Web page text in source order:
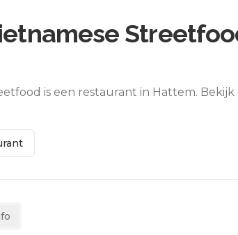
is een restaurant in Hattem.